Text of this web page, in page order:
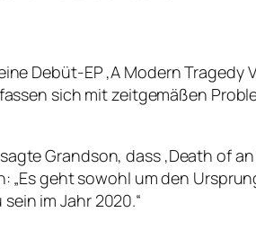
Debüt-EP ‚A Modern Tragedy
sich mit zeitgemäßen
Grandson, dass ‚Death of an
„Es geht sowohl um den
im Jahr 2020.“